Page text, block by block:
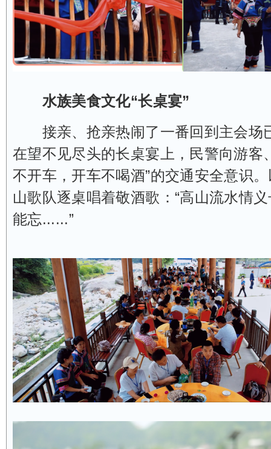
水族美食文化“长桌宴”
接亲、抢亲热闹了一番回到主会场
在望不见尽头的长桌宴上，民警向游客
不开车，开车不喝酒”的交通安全意识
山歌队逐桌唱着敬酒歌：“高山流水情
能忘......”